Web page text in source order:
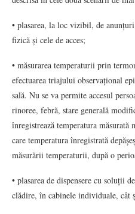
• plasarea, la loc vizibil, de
fizică și cele de acces;
• măsurarea temperaturii prin
efectuarea triajului observațional
sală. Nu se va permite accesul
rinoree, febră, stare generală
înregistrează temperatura
care temperatura înregistrată
măsurării temperaturii, după o
• plasarea de dispensere cu soluții
clădire, în cabinele individuale, cât